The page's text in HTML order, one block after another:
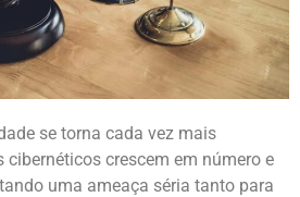
se torna cada vez mais
crescem em número e
uma ameaça séria tanto para